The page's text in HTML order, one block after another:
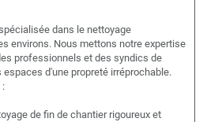
dans le nettoyage
environs. Nous mettons notre expertise
professionnels et des syndics de
d'une propreté irréprochable.
:
de fin de chantier rigoureux et